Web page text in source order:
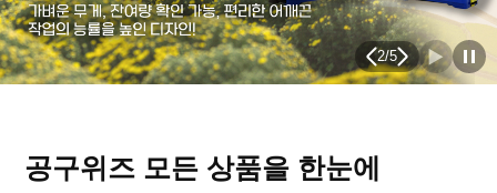
2/5
공구위즈 모든 상품을 한눈에